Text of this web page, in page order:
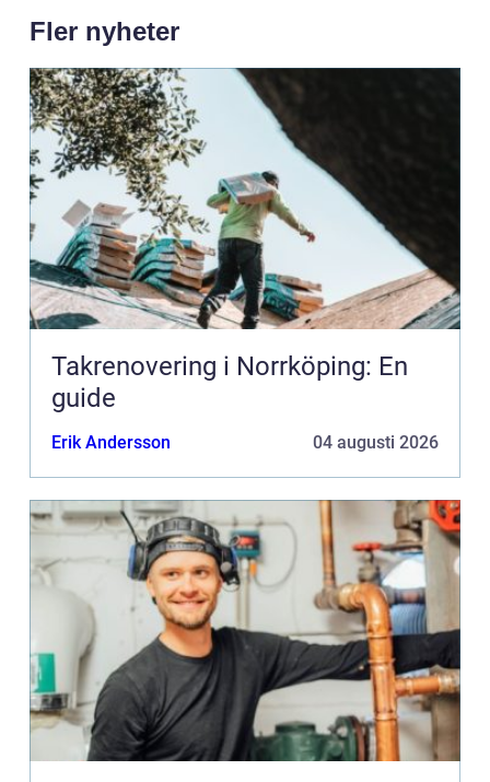
Fler nyheter
Takrenovering i Norrköping: En
guide
Erik Andersson 04 augusti 2026